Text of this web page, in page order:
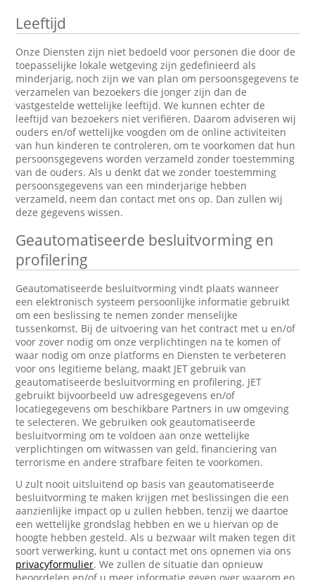
Leeftijd
Onze Diensten zijn niet bedoeld voor personen die door de
toepasselijke lokale wetgeving zijn gedefinieerd als
minderjarig, noch zijn we van plan om persoonsgegevens te
verzamelen van bezoekers die jonger zijn dan de
vastgestelde wettelijke leeftijd. We kunnen echter de
leeftijd van bezoekers niet verifiëren. Daarom adviseren wij
ouders en/of wettelijke voogden om de online activiteiten
van hun kinderen te controleren, om te voorkomen dat hun
persoonsgegevens worden verzameld zonder toestemming
van de ouders. Als u denkt dat we zonder toestemming
persoonsgegevens van een minderjarige hebben
verzameld, neem dan contact met ons op. Dan zullen wij
deze gegevens wissen.
Geautomatiseerde besluitvorming en
profilering
Geautomatiseerde besluitvorming vindt plaats wanneer
een elektronisch systeem persoonlijke informatie gebruikt
om een beslissing te nemen zonder menselijke
tussenkomst. Bij de uitvoering van het contract met u en/of
voor zover nodig om onze verplichtingen na te komen of
waar nodig om onze platforms en Diensten te verbeteren
voor ons legitieme belang, maakt JET gebruik van
geautomatiseerde besluitvorming en profilering. JET
gebruikt bijvoorbeeld uw adresgegevens en/of
locatiegegevens om beschikbare Partners in uw omgeving
te selecteren. We gebruiken ook geautomatiseerde
besluitvorming om te voldoen aan onze wettelijke
verplichtingen om witwassen van geld, financiering van
terrorisme en andere strafbare feiten te voorkomen.
U zult nooit uitsluitend op basis van geautomatiseerde
besluitvorming te maken krijgen met beslissingen die een
aanzienlijke impact op u zullen hebben, tenzij we daartoe
een wettelijke grondslag hebben en we u hiervan op de
hoogte hebben gesteld. Als u bezwaar wilt maken tegen dit
soort verwerking, kunt u contact met ons opnemen via ons
privacyformulier. We zullen de situatie dan opnieuw